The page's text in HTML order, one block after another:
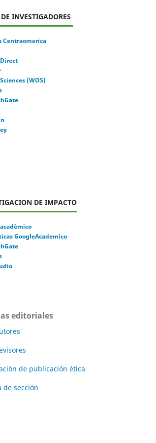
DE INVESTIGADORES
Centraomerica
(WOS)
DE IMPACTO
GoogleAcademico
editoriales
de publicación ética
de sección